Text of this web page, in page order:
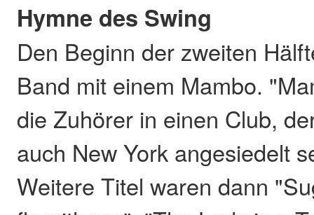
Hymne des Swing
Den Beginn der zweiten
Band mit einem Mambo.
die Zuhörer in einen Club,
auch New York angesiedelt
Weitere Titel waren dann